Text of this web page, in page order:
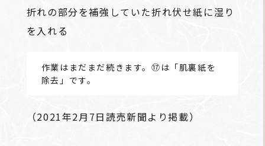
折れの部分を補強していた折れ伏せ紙に湿り
を入れる
作業はまだまだ続きます。⑰は「肌裏紙を
除去」です。
（2021年2月7日読売新聞より掲載）